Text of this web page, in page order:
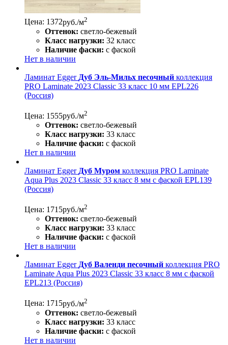
Цена: 1372руб./м2
Оттенок: светло-бежевый
Класс нагрузки: 32 класс
Наличие фаски: с фаской
Нет в наличии
Ламинат Egger Дуб Эль-Мильх песочный коллекция
PRO Laminate 2023 Classic 33 класс 10 мм EPL226
(Россия)
Цена: 1555руб./м2
Оттенок: светло-бежевый
Класс нагрузки: 33 класс
Наличие фаски: с фаской
Нет в наличии
Ламинат Egger Дуб Муром коллекция PRO Laminate
Aqua Plus 2023 Classic 33 класс 8 мм с фаской EPL139
(Россия)
Цена: 1715руб./м2
Оттенок: светло-бежевый
Класс нагрузки: 33 класс
Наличие фаски: с фаской
Нет в наличии
Ламинат Egger Дуб Валенди песочный коллекция PRO
Laminate Aqua Plus 2023 Classic 33 класс 8 мм с фаской
EPL213 (Россия)
Цена: 1715руб./м2
Оттенок: светло-бежевый
Класс нагрузки: 33 класс
Наличие фаски: с фаской
Нет в наличии